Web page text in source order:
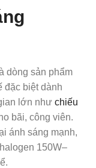
dòng sản phẩm
đặc biệt dành
lớn như chiếu
bãi, công viên.
ánh sáng mạnh,
150W–